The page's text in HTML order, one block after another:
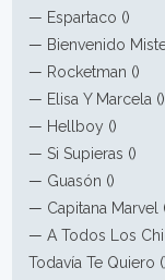
— Espartaco ()
— Bienvenido
— Rocketman ()
— Elisa Y Marcela ()
— Hellboy ()
—Si Supieras ()
— Guasón ()
— Capitana Marvel
—A Todos Los
Todavía Te Quiero